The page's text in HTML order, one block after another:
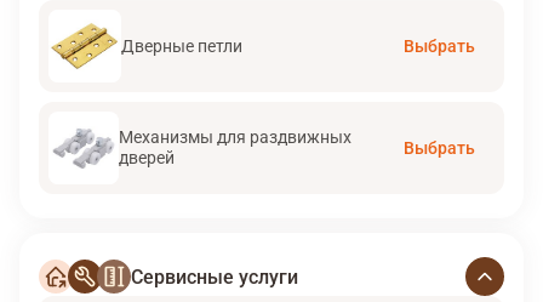
Дверные петли Выбрать
Механизмы для раздвижных
дверей
Выбрать
Сервисные услуги